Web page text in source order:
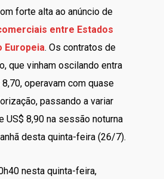
forte alta ao anúncio de
entre Estados
Europeia. Os contratos de
que vinham oscilando entra
8,70, operavam com quase
passando a variar
US$ 8,90 na sessão noturna
desta quinta-feira (26/7).
nesta quinta-feira,